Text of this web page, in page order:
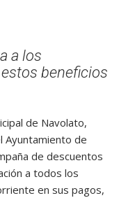
a los
beneficios
de Navolato,
Ayuntamiento de
de descuentos
a todos los
en sus pagos,